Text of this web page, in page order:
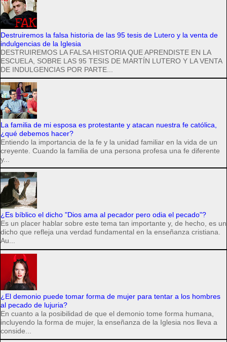
Destruiremos la falsa historia de las 95 tesis de Lutero y la venta de
indulgencias de la Iglesia
DESTRUIREMOS LA FALSA HISTORIA QUE APRENDISTE EN LA
ESCUELA, SOBRE LAS 95 TESIS DE MARTÍN LUTERO Y LA VENTA
DE INDULGENCIAS POR PARTE...
La familia de mi esposa es protestante y atacan nuestra fe católica,
¿qué debemos hacer?
Entiendo la importancia de la fe y la unidad familiar en la vida de un
creyente. Cuando la familia de una persona profesa una fe diferente
y...
¿Es bíblico el dicho "Dios ama al pecador pero odia el pecado"?
Es un placer hablar sobre este tema tan importante y, de hecho, es un
dicho que refleja una verdad fundamental en la enseñanza cristiana.
Au...
¿El demonio puede tomar forma de mujer para tentar a los hombres
al pecado de lujuria?
En cuanto a la posibilidad de que el demonio tome forma humana,
incluyendo la forma de mujer, la enseñanza de la Iglesia nos lleva a
conside...